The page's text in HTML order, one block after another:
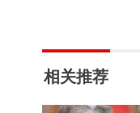
相关推荐